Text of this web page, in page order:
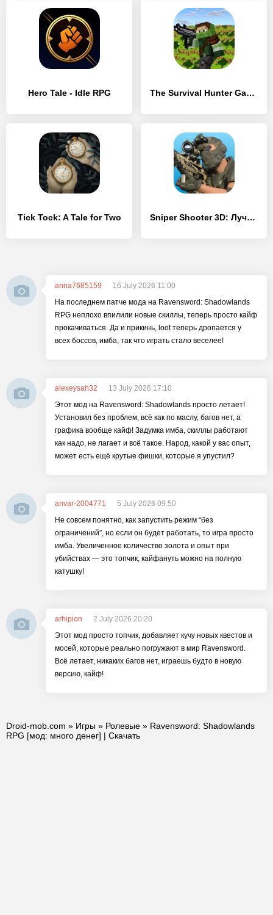
Hero Tale - Idle RPG The Survival Hunter Games
Tick Tock: A Tale for Two Sniper Shooter 3D: Лучший Шутер – от первого лица
anna7685159
16 July 2026 11:00
На последнем патче мода на Ravensword: Shadowlands
RPG неплохо впилили новые скиллы, теперь просто кайф
прокачиваться. Да и прикинь, loot теперь дропается у
всех боссов, имба, так что играть стало веселее!
alexeysah32
13 July 2026 17:10
Этот мод на Ravensword: Shadowlands просто летает!
Установил без проблем, всё как по маслу, багов нет, а
графика вообще кайф! Задумка имба, скиллы работают
как надо, не лагает и всё такое. Народ, какой у вас опыт,
может есть ещё крутые фишки, которые я упустил?
anvar-2004771
5 July 2026 09:50
Не совсем понятно, как запустить режим “без
ограничений”, но если он будет работать, то игра просто
имба. Увеличенное количество золота и опыт при
убийствах — это топчик, кайфануть можно на полную
катушку!
arhipion
2 July 2026 20:20
Этот мод просто топчик, добавляет кучу новых квестов и
мосей, которые реально погружают в мир Ravensword.
Всё летает, никаких багов нет, играешь будто в новую
версию, кайф!
Droid-mob.com » Игры » Ролевые » Ravensword: Shadowlands
RPG [мод: много денег] | Скачать